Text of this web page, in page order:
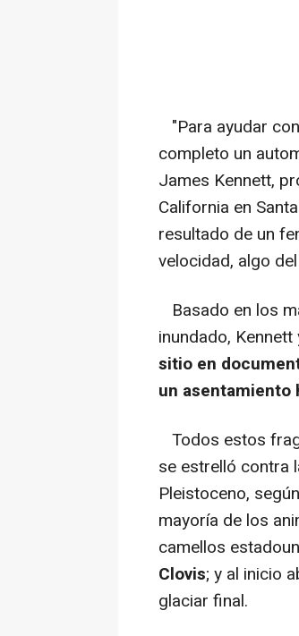
"Para ayudar
completo un
James Kennett,
California en
resultado de un
velocidad, algo
Basado en los
inundado,
sitio en
un asentamiento
Todos estos
se estrelló contra
Pleistoceno,
mayoría de los
camellos
Clovis; y al inicio
glaciar final.